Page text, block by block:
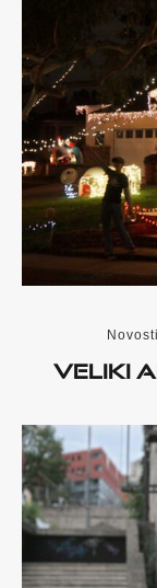
Novosti
VELIKI